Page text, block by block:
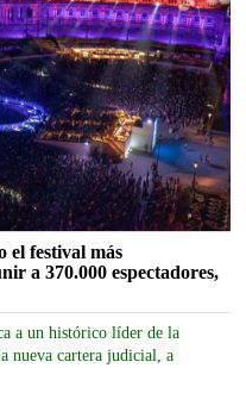
el festival más
a 370.000 espectadores,